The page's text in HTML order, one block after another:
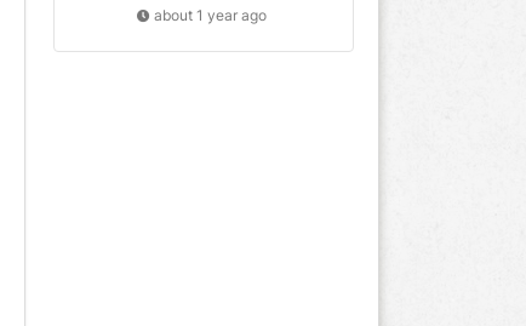
about 1 year ago